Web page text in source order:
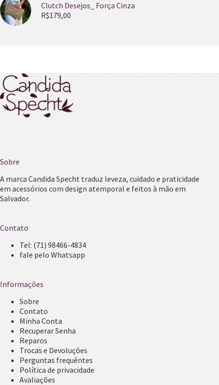
Clutch Desejos_ Força Cinza
R$179,00
Sobre
A marca Candida Specht traduz leveza, cuidado e praticidade
em acessórios com design atemporal e feitos à mão em
Salvador.
Contato
Tel: (71) 98466-4834
fale pelo Whatsapp
Informações
Sobre
Contato
Minha Conta
Recuperar Senha
Reparos
Trocas e Devoluções
Perguntas frequêntes
Política de privacidade
Avaliações